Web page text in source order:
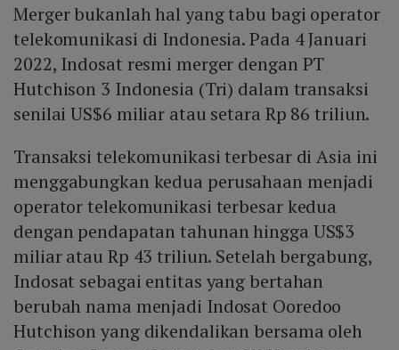
Merger bukanlah hal yang tabu bagi operator
telekomunikasi di Indonesia. Pada 4 Januari
2022, Indosat resmi merger dengan PT
Hutchison 3 Indonesia (Tri) dalam transaksi
senilai US$6 miliar atau setara Rp 86 triliun.
Transaksi telekomunikasi terbesar di Asia ini
menggabungkan kedua perusahaan menjadi
operator telekomunikasi terbesar kedua
dengan pendapatan tahunan hingga US$3
miliar atau Rp 43 triliun. Setelah bergabung,
Indosat sebagai entitas yang bertahan
berubah nama menjadi Indosat Ooredoo
Hutchison yang dikendalikan bersama oleh